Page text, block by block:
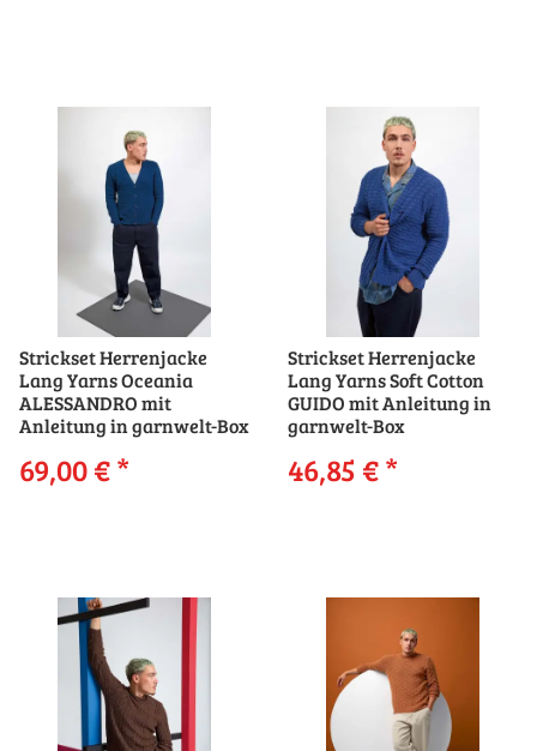
Strickset Herrenjacke
Lang Yarns Oceania
ALESSANDRO mit
Anleitung in garnwelt-Box
69,00 €*
Strickset Herrenjacke
Lang Yarns Soft Cotton
GUIDO mit Anleitung in
garnwelt-Box
46,85 €*